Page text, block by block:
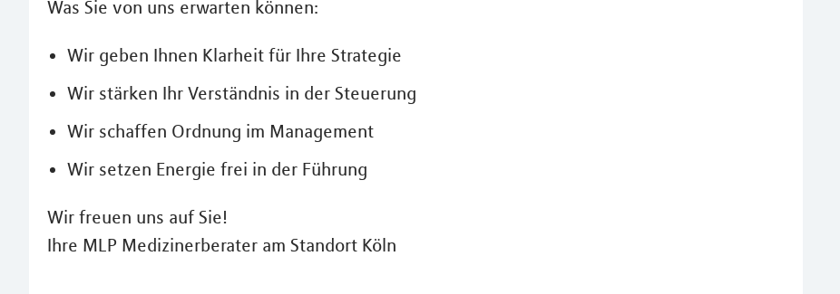
Was Sie von uns erwarten können:
Wir geben Ihnen Klarheit für Ihre Strategie
Wir stärken Ihr Verständnis in der Steuerung
Wir schaffen Ordnung im Management
Wir setzen Energie frei in der Führung
Wir freuen uns auf Sie!
Ihre MLP Medizinerberater am Standort Köln